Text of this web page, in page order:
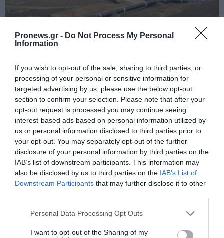
Pronews.gr - Do Not Process My Personal
Information
If you wish to opt-out of the sale, sharing to third parties, or
processing of your personal or sensitive information for
targeted advertising by us, please use the below opt-out
section to confirm your selection. Please note that after your
opt-out request is processed you may continue seeing
interest-based ads based on personal information utilized by
us or personal information disclosed to third parties prior to
your opt-out. You may separately opt-out of the further
disclosure of your personal information by third parties on the
IAB’s list of downstream participants. This information may
also be disclosed by us to third parties on the IAB’s List of
Downstream Participants that may further disclose it to other
Please note that this website/app uses one or more Google
not limited to your visit or usage behaviour. You may click to
Personal Data Processing Opt Outs
I want to opt-out of the Sharing of my
PRONEWS.GR /ΤΟΥΡΚΙΑ
Η Τουρκία και το Ιράκ υπέγραψαν
συμφωνία για τον αγωγό πετρελαίου –
Μεταφορά έως 750.000 βαρέλια
ημερησίως
01.08.2026 | 16:05